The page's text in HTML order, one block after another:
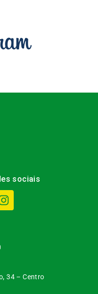
sociais
34 – Centro